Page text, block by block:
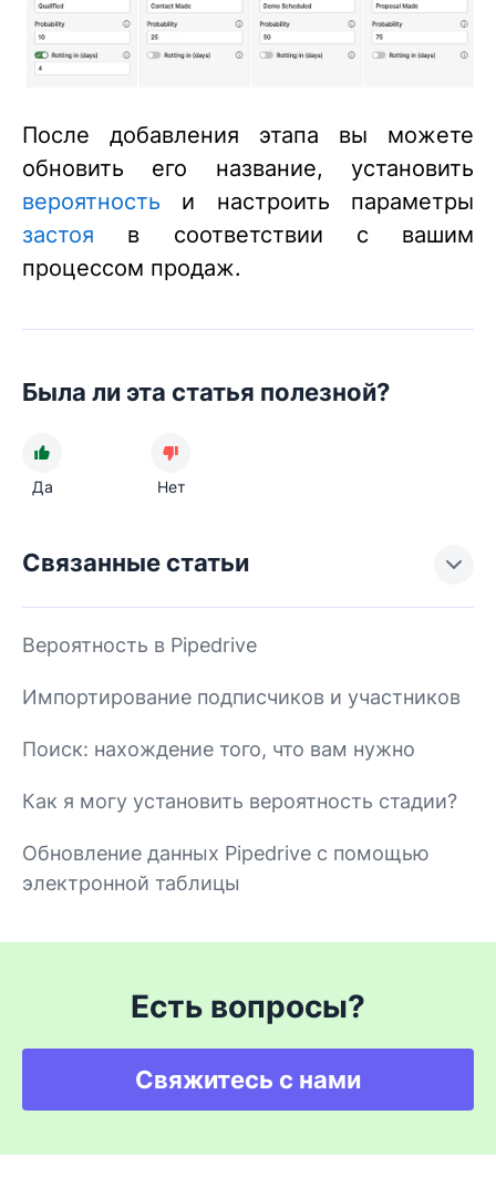
После добавления этапа вы можете
обновить его название, установить
вероятность и настроить параметры
застоя в соответствии с вашим
процессом продаж.
Была ли эта статья полезной?
Да Нет
Связанные статьи
Вероятность в Pipedrive
Импортирование подписчиков и участников
Поиск: нахождение того, что вам нужно
Как я могу установить вероятность стадии?
Обновление данных Pipedrive с помощью
электронной таблицы
Есть вопросы?
Свяжитесь с нами